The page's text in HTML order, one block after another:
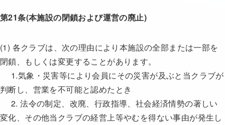
第21条(本施設の閉鎖および運営の廃止)
(1) 各クラブは、次の理由により本施設の全部または一部を
閉鎖、もしくは変更することがあります。
1.気象・災害等により会員にその災害が及ぶと当クラブが
判断し、営業を不可能と認めたとき
2. 法令の制定、改廃、行政指導、社会経済情勢の著しい
変化、その他当クラブの経営上等やむを得ない事由が発生し